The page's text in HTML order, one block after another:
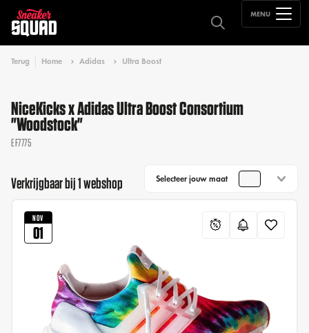
MENU
Terug Home Adidas Ultra Boost
NiceKicks x Adidas Ultra Boost Consortium
"Woodstock"
EF7775
Verkrijgbaar bij 1 webshop Selecteer jouw maat
NOV
01